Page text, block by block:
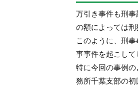
万引き事件も刑
の額によっては刑
このように、刑
事事件を起こして
特に今回の事例
務所千葉支部の初